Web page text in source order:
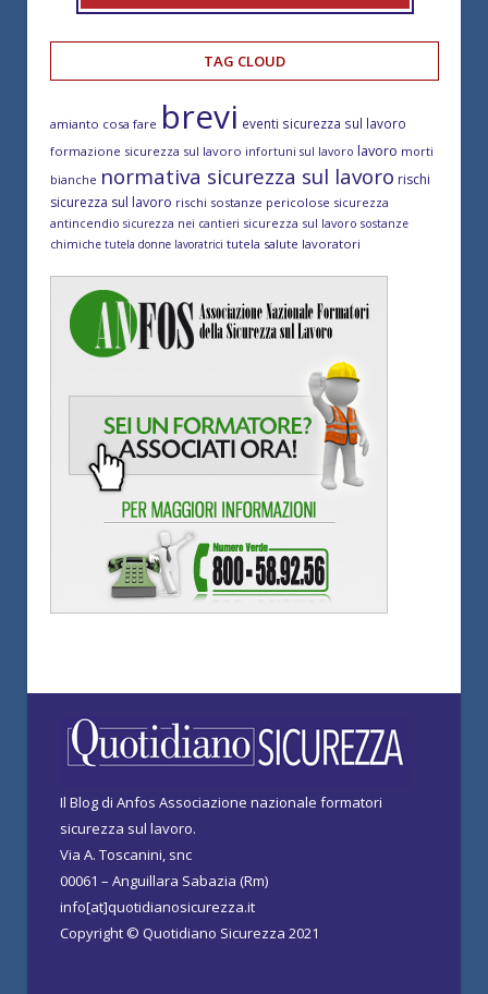
TAG CLOUD
amianto cosa fare brevi eventi sicurezza sul lavoro
formazione sicurezza sul lavoro infortuni sul lavoro lavoro morti
bianche normativa sicurezza sul lavoro rischi
sicurezza sul lavoro rischi sostanze pericolose sicurezza
antincendio sicurezza nei cantieri sicurezza sul lavoro sostanze
chimiche tutela donne lavoratrici tutela salute lavoratori
Il Blog di Anfos Associazione nazionale formatori
sicurezza sul lavoro.
Via A. Toscanini, snc
00061 – Anguillara Sabazia (Rm)
info[at]quotidianosicurezza.it
Copyright © Quotidiano Sicurezza 2021